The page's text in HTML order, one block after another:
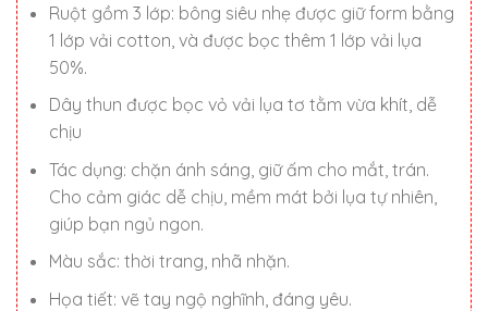
Ruột gồm 3 lớp: bông siêu nhẹ được giữ form bằng
1 lớp vải cotton, và được bọc thêm 1 lớp vải lụa
50%.
Dây thun được bọc vỏ vải lụa tơ tằm vừa khít, dễ
chịu
Tác dụng: chặn ánh sáng, giữ ấm cho mắt, trán.
Cho cảm giác dễ chịu, mềm mát bởi lụa tự nhiên,
giúp bạn ngủ ngon.
Màu sắc: thời trang, nhã nhặn.
Họa tiết: vẽ tay ngộ nghĩnh, đáng yêu.